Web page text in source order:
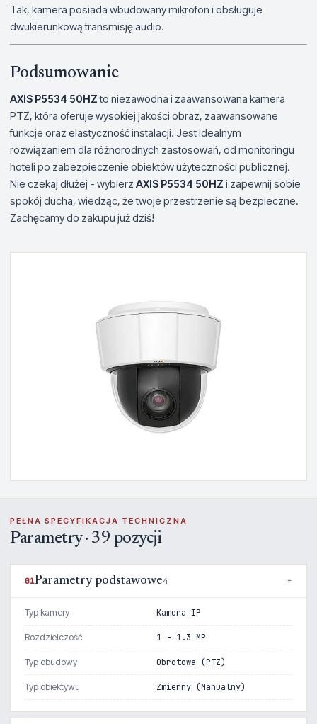
Tak, kamera posiada wbudowany mikrofon i obsługuje
dwukierunkową transmisję audio.
Podsumowanie
AXIS P5534 50HZto niezawodna i zaawansowana kamera
PTZ, która oferuje wysokiej jakości obraz, zaawansowane
funkcje oraz elastyczność instalacji. Jest idealnym
rozwiązaniem dla różnorodnych zastosowań, od monitoringu
hoteli po zabezpieczenie obiektów użyteczności publicznej.
Nie czekaj dłużej - wybierz AXIS P5534 50HZ i zapewnij sobie
spokój ducha, wiedząc, że twoje przestrzenie są bezpieczne.
Zachęcamy do zakupu już dziś!
PEŁNA SPECYFIKACJA TECHNICZNA
Parametry · 39 pozycji
01Parametry podstawowe4
Typ kamery Kamera IP
Rozdzielczość 1 - 1.3 MP
Typ obudowy Obrotowa (PTZ)
Typ obiektywu Zmienny (Manualny)